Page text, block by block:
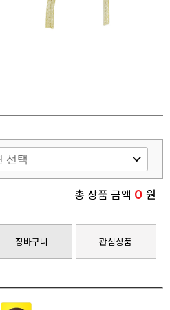
총 상품 금액 0 원
장바구니 관심상품